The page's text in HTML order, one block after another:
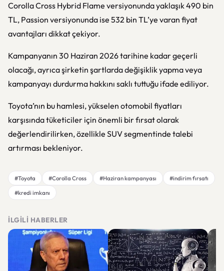
Corolla Cross Hybrid Flame versiyonunda yaklaşık 490 bin
TL, Passion versiyonunda ise 532 bin TL’ye varan fiyat
avantajları dikkat çekiyor.
Kampanyanın 30 Haziran 2026 tarihine kadar geçerli
olacağı, ayrıca şirketin şartlarda değişiklik yapma veya
kampanyayı durdurma hakkını saklı tuttuğu ifade ediliyor.
Toyota’nın bu hamlesi, yükselen otomobil fiyatları
karşısında tüketiciler için önemli bir fırsat olarak
değerlendirilirken, özellikle SUV segmentinde talebi
artırması bekleniyor.
#Toyota #Corolla Cross #Haziran kampanyası
#indirim fırsatı
#kredi imkanı
İLGILI HABERLER